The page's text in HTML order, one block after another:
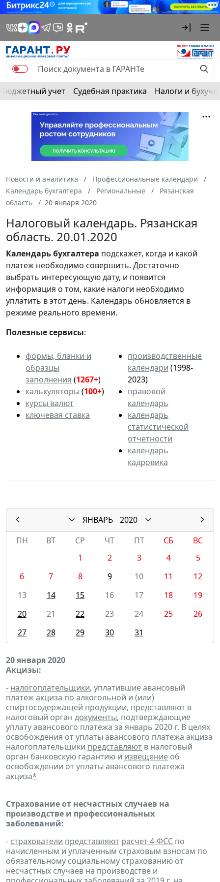
Бюджетный учет Судебная практика Налоги и
Новости и аналитика
Профессиональные календари
Календарь бухгалтера
Региональные
Рязанская
область
20 января 2020
Налоговый календарь. Рязанская
область. 20.01.2020
Календарьбухгалтера подскажет, когда и какой
платеж необходимо совершить. Достаточно
выбрать интересующую дату, и появится
информация о том, какие налоги необходимо
уплатить в этот день. Календарь обновляется в
режиме реального времени.
Полезные сервисы:
формы, бланки и
образцы
заполнения (1267+)
калькуляторы (100+)
курсы валют
ключевая ставка
производственные
календари (1998-
2023)
правовой
календарь
календарь
статистической
отчетности
календарь
кадровика
ЯНВАРЬ
2020
ПН
ВТ СР ЧТ ПТ СБ
ВС
1
2 3 4
5
6
7 8 9 10 11
12
13
14 15 16 17 18
19
20
21 22 23 24 25
26
27
28 29 30 31
20 января 2020
Акцизы:
- налогоплательщики, уплатившие авансовый
платеж акциза по алкогольной и (или)
спиртосодержащей продукции, представляют в
налоговый орган документы, подтверждающие
уплату авансового платежа за январь 2020 г. В целях
освобождения от уплаты авансового платежа акциза
налогоплательщики представляют в налоговый
орган банковскую гарантию и извещение об
освобождении от уплаты авансового платежа
акциза*
Страхование от несчастных случаев на
производстве и профессиональных
заболеваний:
- страхователи представляют расчет 4-ФСС по
начисленным и уплаченным страховым взносам по
обязательному социальному страхованию от
несчастных случаев на производстве и